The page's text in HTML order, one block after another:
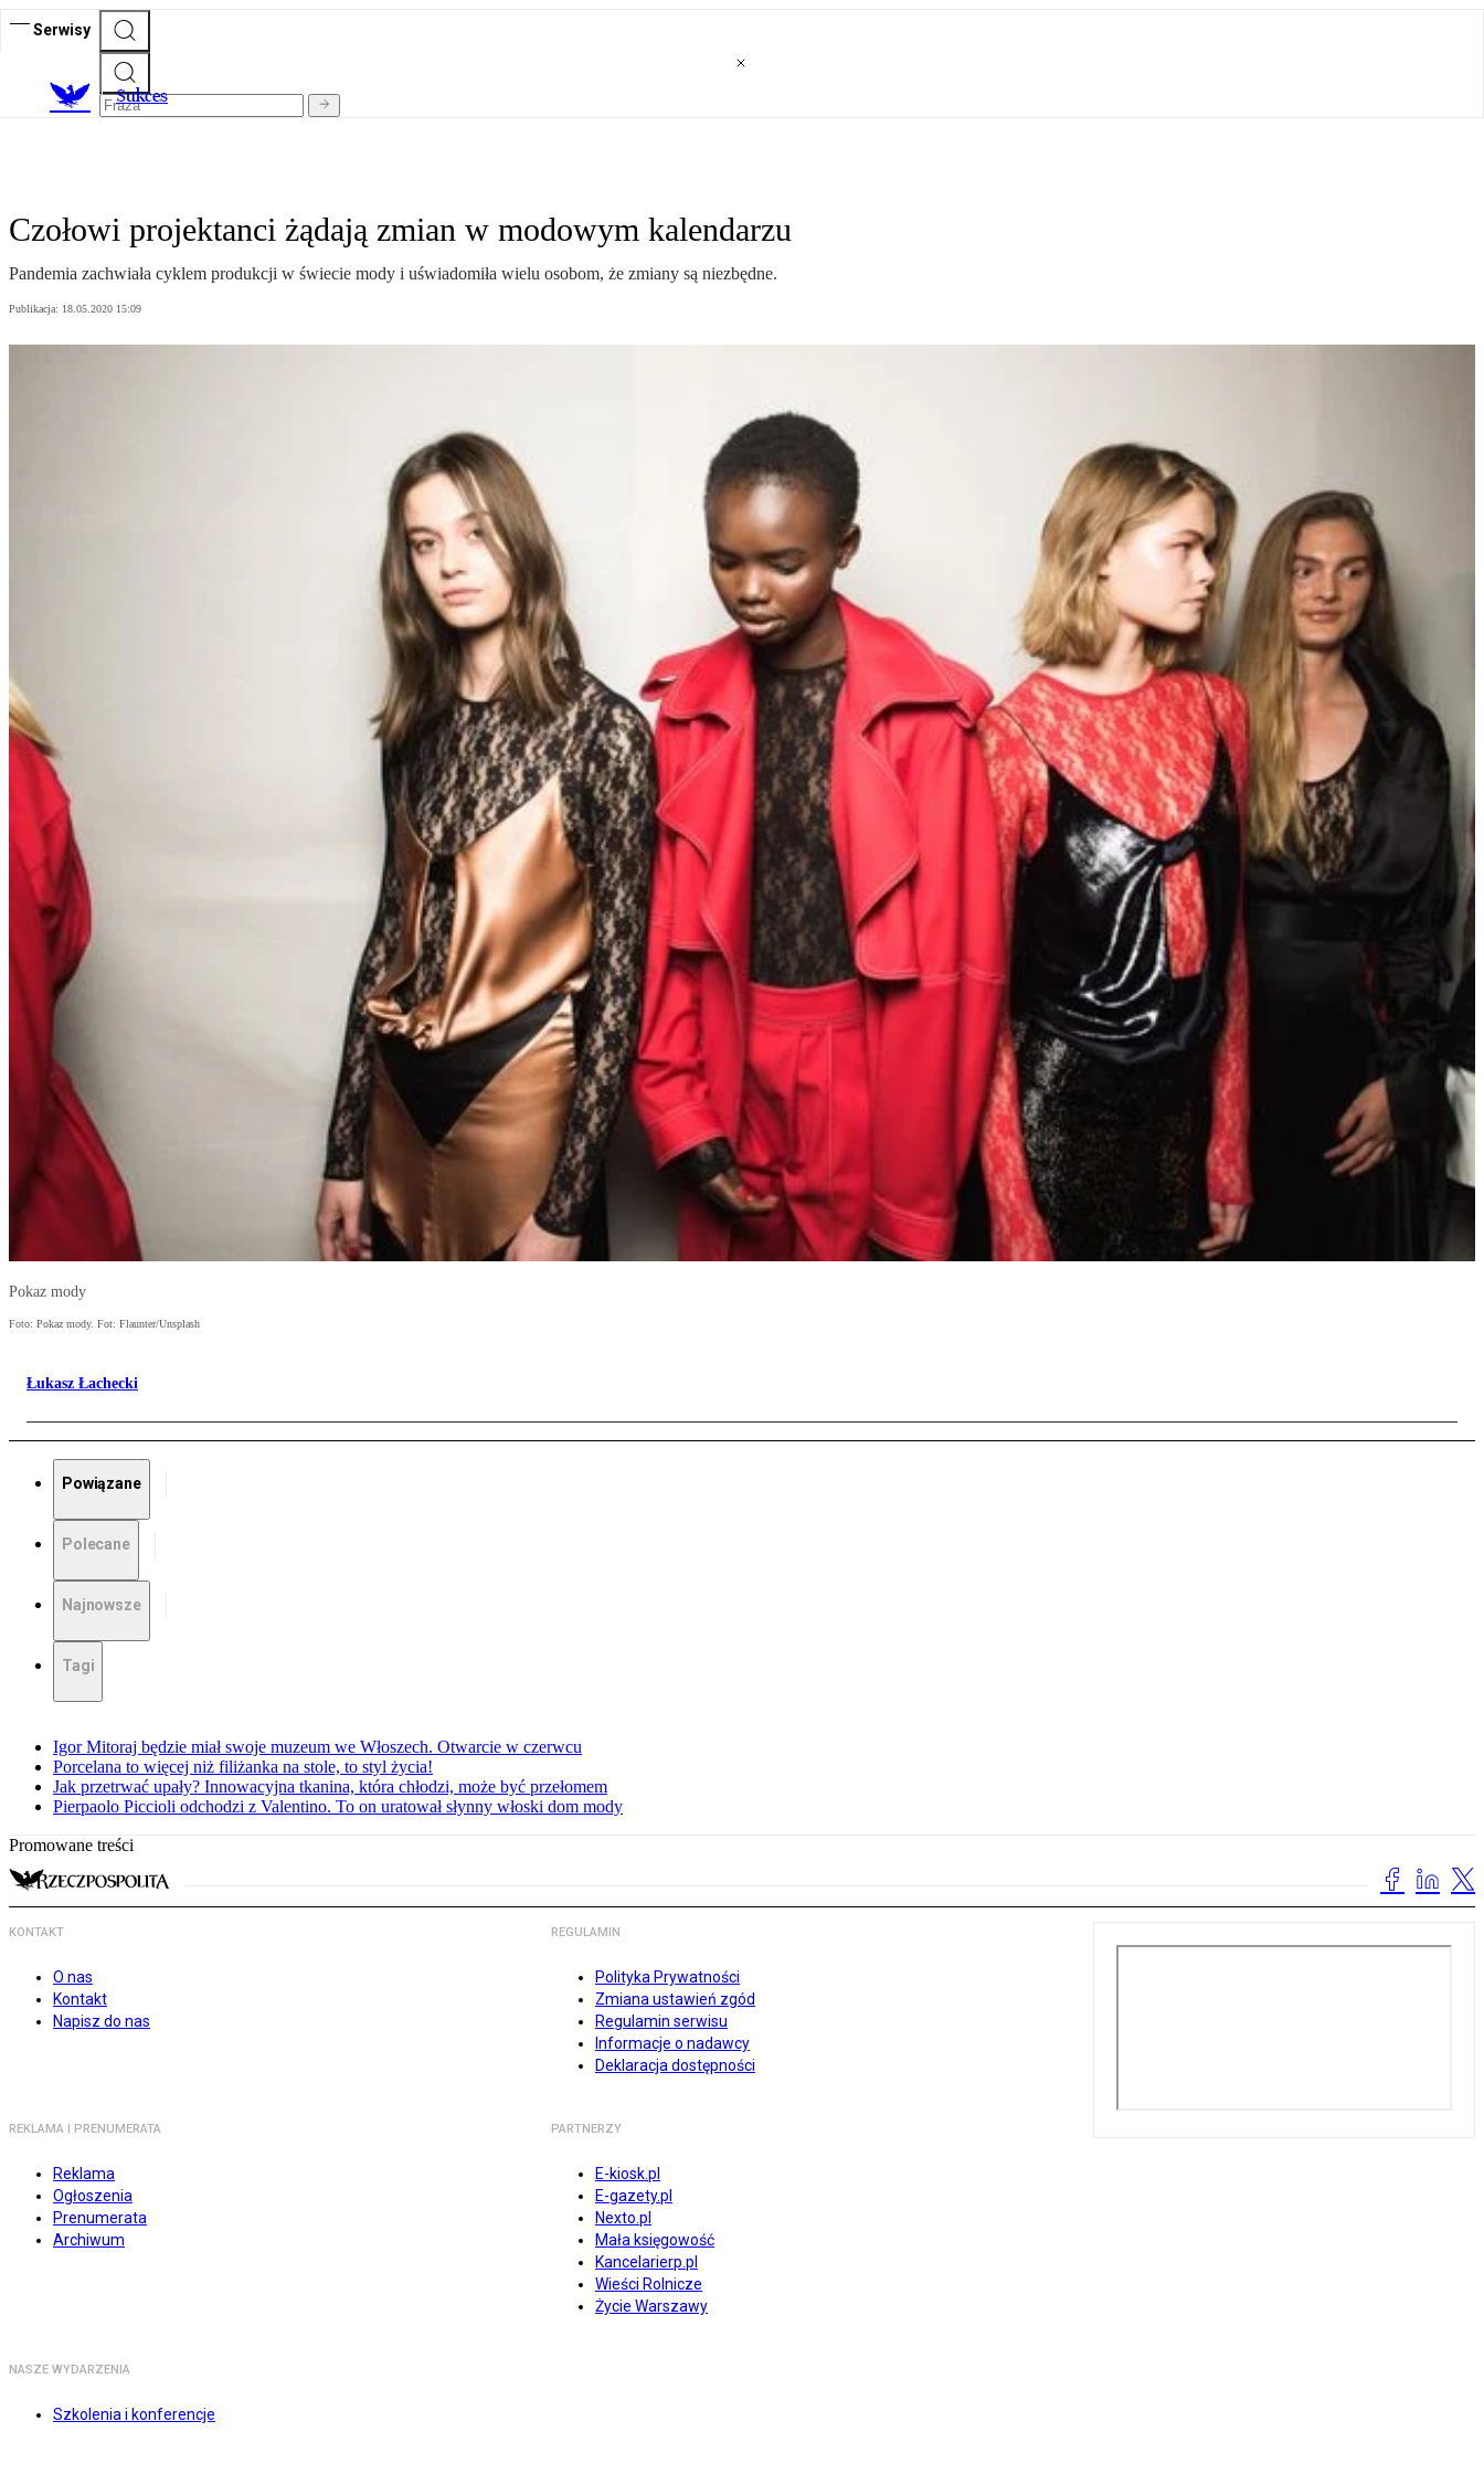
Serwisy
Sukces
Czołowi projektanci żądają zmian w modowym kalendarzu
Pandemia zachwiała cyklem produkcji w świecie mody i uświadomiła wielu osobom, że zmiany są niezbędne.
Publikacja: 18.05.2020 15:09
Pokaz mody
Foto: Pokaz mody. Fot: Flaunter/Unsplash
Łukasz Łachecki
Powiązane
Polecane
Najnowsze
Tagi
Igor Mitoraj będzie miał swoje muzeum we Włoszech. Otwarcie w czerwcu
Porcelana to więcej niż filiżanka na stole, to styl życia!
Jak przetrwać upały? Innowacyjna tkanina, która chłodzi, może być przełomem
Pierpaolo Piccioli odchodzi z Valentino. To on uratował słynny włoski dom mody
Promowane treści
KONTAKT
O nas
Kontakt
Napisz do nas
REGULAMIN
Polityka Prywatności
Zmiana ustawień zgód
Regulamin serwisu
Informacje o nadawcy
Deklaracja dostępności
REKLAMA I PRENUMERATA
Reklama
Ogłoszenia
Prenumerata
Archiwum
PARTNERZY
E-kiosk.pl
E-gazety.pl
Nexto.pl
Mała księgowość
Kancelarierp.pl
Wieści Rolnicze
Życie Warszawy
NASZE WYDARZENIA
Szkolenia i konferencje